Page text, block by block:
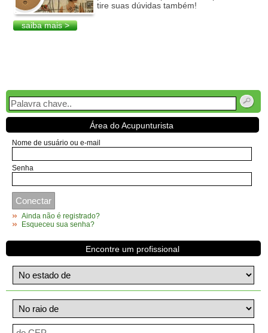
tire suas dúvidas também!
saiba mais >
Área do Acupunturista
Nome de usuário ou e-mail
Senha
Ainda não é registrado?
Esqueceu sua senha?
Encontre um profissional